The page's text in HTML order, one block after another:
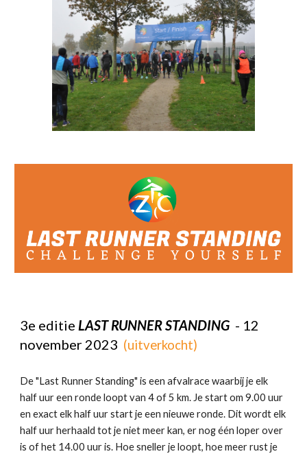
3e editie LAST RUNNER STANDING - 12
november 2023 (uitverkocht)
De "Last Runner Standing" is een afvalrace waarbij je elk
half uur een ronde loopt van 4 of 5 km. Je start om 9.00 uur
en exact elk half uur start je een nieuwe ronde. Dit wordt elk
half uur herhaald tot je niet meer kan, er nog één loper over
is of het 14.00 uur is. Hoe sneller je loopt, hoe meer rust je